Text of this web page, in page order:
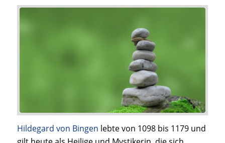
Hildegard von Bingen lebte von 1098 bis 1179 und